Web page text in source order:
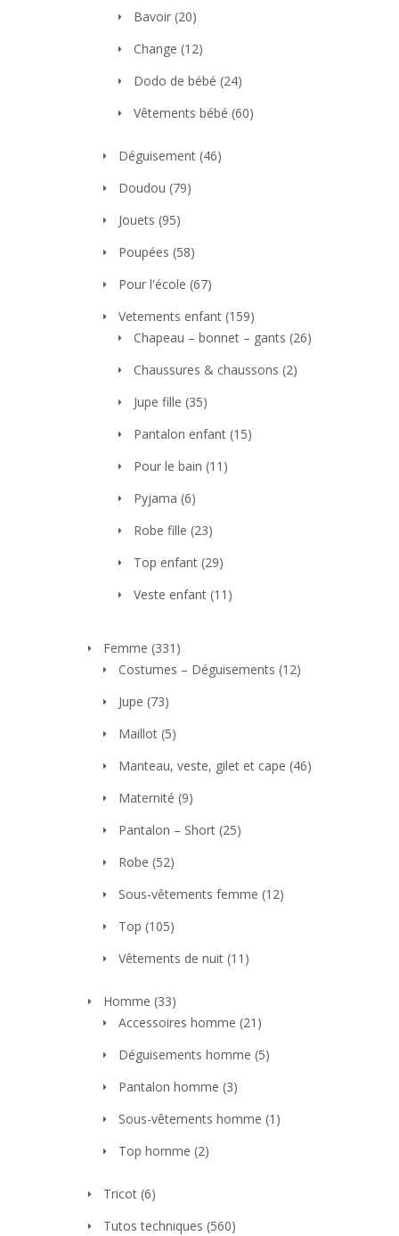
Bavoir (20)
Change (12)
Dodo de bébé (24)
Vêtements bébé (60)
Déguisement (46)
Doudou (79)
Jouets (95)
Poupées (58)
Pour l'école (67)
Vetements enfant (159)
Chapeau – bonnet – gants (26)
Chaussures & chaussons (2)
Jupe fille (35)
Pantalon enfant (15)
Pour le bain (11)
Pyjama (6)
Robe fille (23)
Top enfant (29)
Veste enfant (11)
Femme (331)
Costumes – Déguisements (12)
Jupe (73)
Maillot (5)
Manteau, veste, gilet et cape (46)
Maternité (9)
Pantalon – Short (25)
Robe (52)
Sous-vêtements femme (12)
Top (105)
Vêtements de nuit (11)
Homme (33)
Accessoires homme (21)
Déguisements homme (5)
Pantalon homme (3)
Sous-vêtements homme (1)
Top homme (2)
Tricot (6)
Tutos techniques (560)